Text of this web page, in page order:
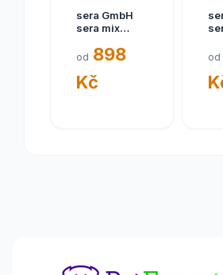
sera GmbH
sera mix
10 l
od 898
Kč
od